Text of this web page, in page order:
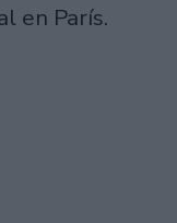
en París.